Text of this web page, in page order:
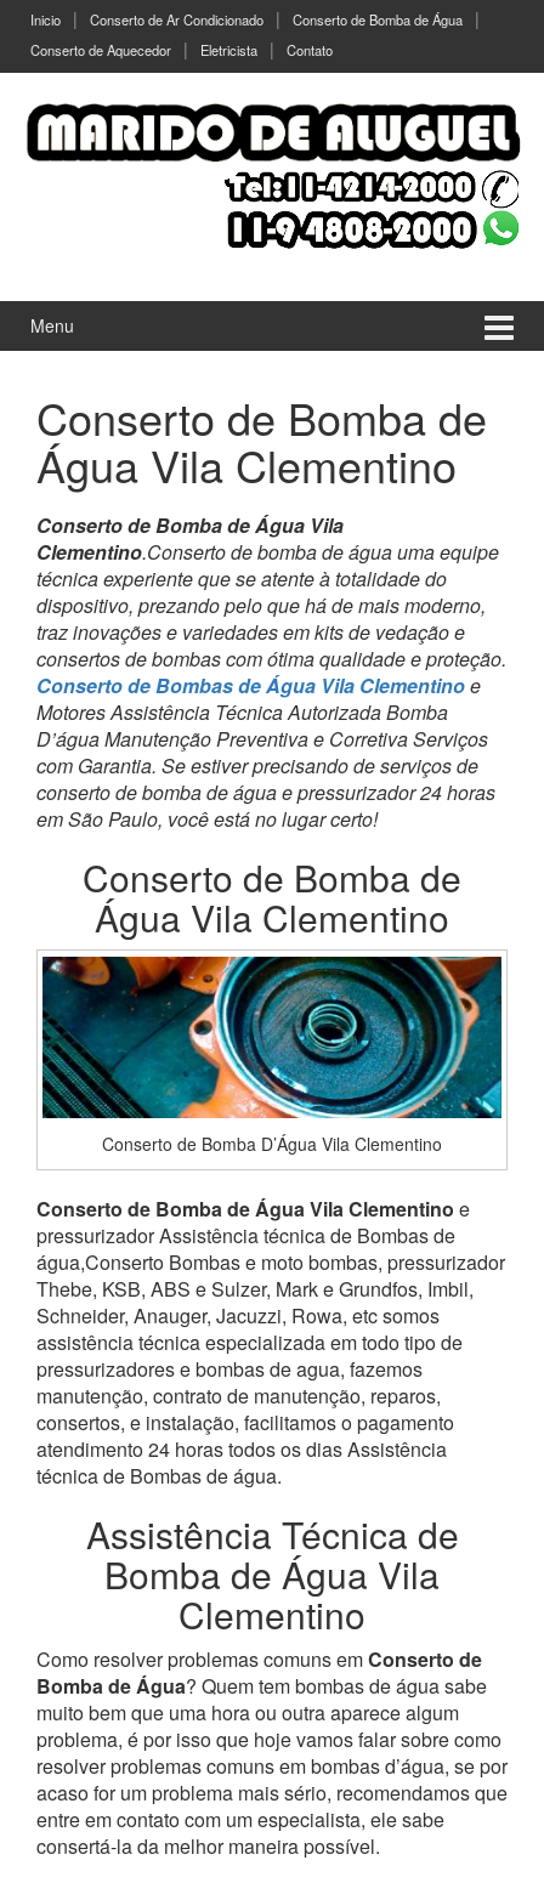
Pular
menu
Inicio Conserto de Ar Condicionado
Conserto de Bomba de Água
Conserto de Aquecedor
Eletricista Contato
Menu
Conserto de Bomba de
Água Vila Clementino
Conserto de Bomba de Água Vila
Clementino.Conserto de bomba de água uma equipe
técnica experiente que se atente à totalidade do
dispositivo, prezando pelo que há de mais moderno,
traz inovações e variedades em kits de vedação e
consertos de bombas com ótima qualidade e proteção.
Conserto de Bombas de Água Vila Clementinoe
Motores Assistência Técnica Autorizada Bomba
D’água Manutenção Preventiva e Corretiva Serviços
com Garantia. Se estiver precisando de serviços de
conserto de bomba de água e pressurizador 24 horas
em São Paulo, você está no lugar certo!
Conserto de Bomba de
Água Vila Clementino
Conserto de Bomba D’Água Vila Clementino
Conserto de Bomba de Água Vila Clementino e
pressurizador Assistência técnica de Bombas de
água,Conserto Bombas e moto bombas, pressurizador
Thebe, KSB, ABS e Sulzer, Mark e Grundfos, Imbil,
Schneider, Anauger, Jacuzzi, Rowa, etc somos
assistência técnica especializada em todo tipo de
pressurizadores e bombas de agua, fazemos
manutenção, contrato de manutenção, reparos,
consertos, e instalação, facilitamos o pagamento
atendimento 24 horas todos os dias Assistência
técnica de Bombas de água.
Assistência Técnica de
Bomba de Água Vila
Clementino
Como resolver problemas comuns emConserto de
Bomba de Água? Quem tem bombas de água sabe
muito bem que uma hora ou outra aparece algum
problema, é por isso que hoje vamos falar sobre como
resolver problemas comuns em bombas d’água, se por
acaso for um problema mais sério, recomendamos que
entre em contato com um especialista, ele sabe
consertá-la da melhor maneira possível.